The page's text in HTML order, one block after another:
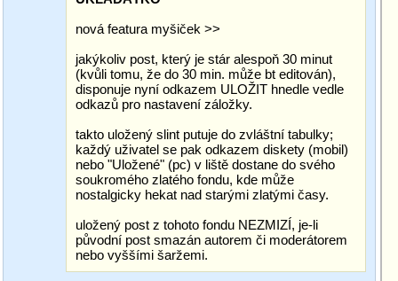
nová featura myšiček >>
jakýkoliv post, který je stár alespoň 30 minut
(kvůli tomu, že do 30 min. může bt editován),
disponuje nyní odkazem ULOŽIT hnedle vedle
odkazů pro nastavení záložky.
takto uložený slint putuje do zvláštní tabulky;
každý uživatel se pak odkazem diskety (mobil)
nebo "Uložené" (pc) v liště dostane do svého
soukromého zlatého fondu, kde může
nostalgicky hekat nad starými zlatými časy.
uložený post z tohoto fondu NEZMIZÍ, je-li
původní post smazán autorem či moderátorem
nebo vyššími šaržemi.